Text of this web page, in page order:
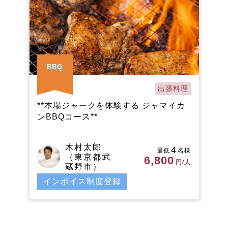
BBQ
出張料理
**本場ジャークを体験する ジャマイカ
ンBBQコース**
木村太郎
（東京都武
蔵野市）
最低 4 名様
6,800 円/人
インボイス制度登録